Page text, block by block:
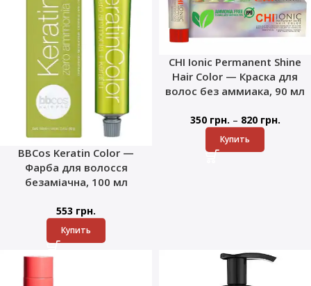
BBCos Keratin Color —
Фарба для волосся
безаміачна, 100 мл
553 грн.
Купить
CHI Ionic Permanent Shine
Hair Color — Краска для
волос без аммиака, 90 мл
350 грн. – 820 грн.
Купить